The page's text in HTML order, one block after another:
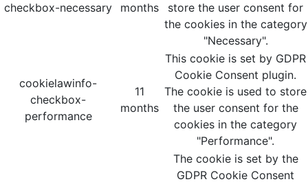
checkbox-necessary
months
store the user consent for
the cookies in the category
"Necessary".
cookielawinfo-
checkbox-
performance
11
months
This cookie is set by GDPR
Cookie Consent plugin.
The cookie is used to store
the user consent for the
cookies in the category
"Performance".
The cookie is set by the
GDPR Cookie Consent